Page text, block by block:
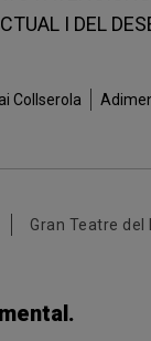
I DEL
Collserola
Gran Teatre del